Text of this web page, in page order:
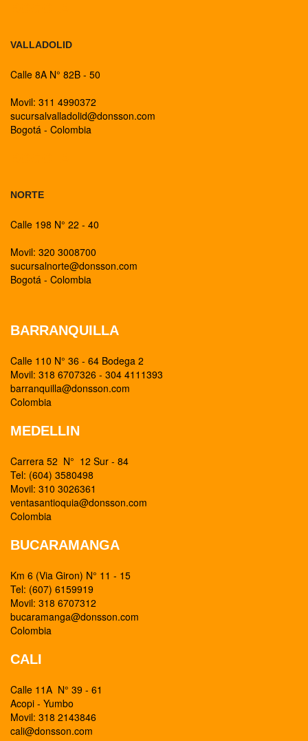
VALLADOLID
Calle 8A N° 82B - 50
Movil: 311 4990372
sucursalvalladolid@donsson.com
Bogotá - Colombia
NORTE
Calle 198 N° 22 - 40
Movil: 320 3008700
sucursalnorte@donsson.com
Bogotá - Colombia
BARRANQUILLA
Calle 110 N° 36 - 64 Bodega 2
Movil: 318 6707326 - 304 4111393
barranquilla@donsson.com
Colombia
MEDELLIN
Carrera 52 N° 12 Sur - 84
Tel: (604) 3580498
Movil: 310 3026361
ventasantioquia@donsson.com
Colombia
BUCARAMANGA
Km 6 (Via Giron) N° 11 - 15
Tel: (607) 6159919
Movil: 318 6707312
bucaramanga@donsson.com
Colombia
CALI
Calle 11A N° 39 - 61
Acopi - Yumbo
Movil: 318 2143846
cali@donsson.com